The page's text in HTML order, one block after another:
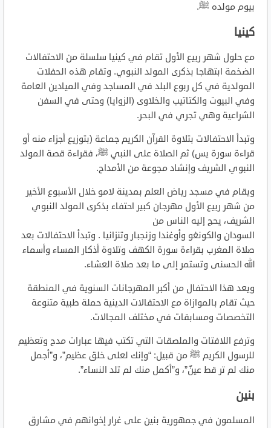
بيوم مولده ﷺ.
كينيا
مع حلول شهر ربيع الأول تقام في كينيا سلسلة من الاحتفالات
الضخمة ابتهاجا بذكرى المولد النبوي. وتقام هذه الحفلات
المولدية في كل ربوع البلد في المساجد وفي الميادين العامة
وفي البيوت والكتاتيب والخلاوى (الزوايا) وحتى في السفن
الشراعية وهي تجري في البحر.
وتبدأ الاحتفالات بتلاوة القرآن الكريم جماعة (بتوزيع أجزاء منه أو
قراءة سورة يس) ثم الصلاة على النبي ﷺ، فقراءة قصة المولد
النبوي الشريف وإنشاد مجوعة من الأمداح.
ويقام في مسجد رياض العلم بمدينة لامو خلال الأسبوع الأخير
من شهر ربيع الأول مهرجان كبير احتفاء بذكرى المولد النبوي
الشريف، يحج إليه الناس من
السودان والكونغو وأوغندا وزنجبار وتنزانيا . وتبدأ الاحتفالات بعد
صلاة المغرب بقراءة سورة الكهف وتلاوة أذكار المساء وأسماء
الله الحسنى وتستمر إلى ما بعد صلاة العشاء.
ويعد هذا الاحتفال من أكبر المهرجانات السنوية في المنطقة
حيث تقام بالموازاة مع الاحتفالات الدينية حملة طبية متنوعة
التخصصات ومسابقات في مختلف المجالات.
وترفع اللافتات والملصقات التي تكتب فيها عبارات مدح وتعظيم
للرسول الكريم ﷺ من قبيل: “وإنك لعلى خلق عظيم”، و”أجمل
منك لم تر قط عينٌ”، و”أكمل منك لم تلد النساء”.
بنين
المسلمون في جمهورية بنين على غرار إخوانهم في مشارق